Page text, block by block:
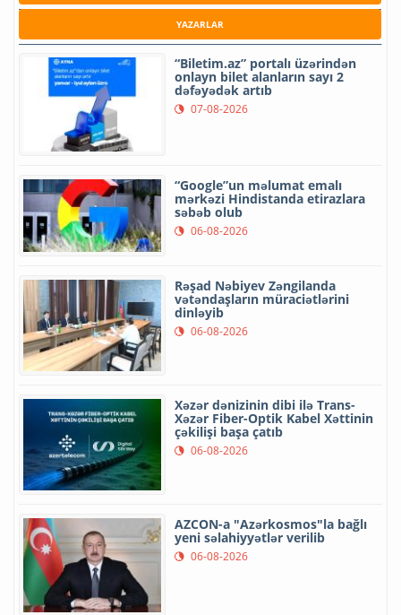
YAZARLAR
“Biletim.az” portalı üzərindən
onlayn bilet alanların sayı 2
dəfəyədək artıb
07-08-2026
“Google”un məlumat emalı
mərkəzi Hindistanda etirazlara
səbəb olub
06-08-2026
Rəşad Nəbiyev Zəngilanda
vətəndaşların müraciətlərini
dinləyib
06-08-2026
Xəzər dənizinin dibi ilə Trans-
Xəzər Fiber-Optik Kabel Xəttinin
çəkilişi başa çatıb
06-08-2026
AZCON-a "Azərkosmos"la bağlı
yeni səlahiyyətlər verilib
06-08-2026